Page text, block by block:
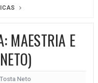
MAESTRIA E
Tosta Neto